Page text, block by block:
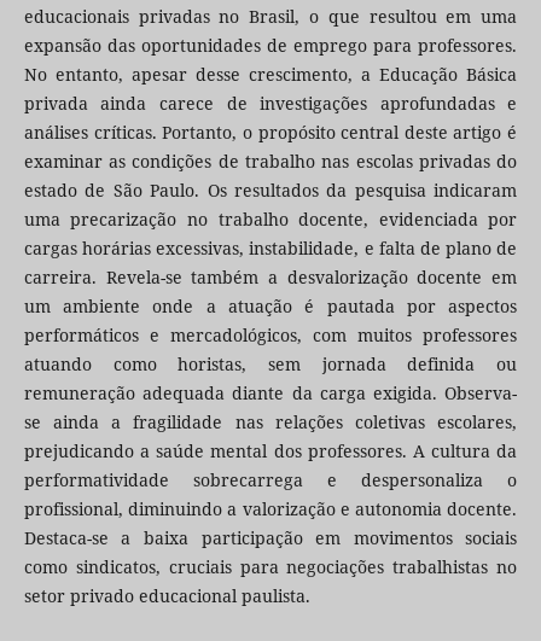
educacionais privadas no Brasil, o que resultou em uma
expansão das oportunidades de emprego para professores.
No entanto, apesar desse crescimento, a Educação Básica
privada ainda carece de investigações aprofundadas e
análises críticas. Portanto, o propósito central deste artigo é
examinar as condições de trabalho nas escolas privadas do
estado de São Paulo. Os resultados da pesquisa indicaram
uma precarização no trabalho docente, evidenciada por
cargas horárias excessivas, instabilidade, e falta de plano de
carreira. Revela-se também a desvalorização docente em
um ambiente onde a atuação é pautada por aspectos
performáticos e mercadológicos, com muitos professores
atuando como horistas, sem jornada definida ou
remuneração adequada diante da carga exigida. Observa-
se ainda a fragilidade nas relações coletivas escolares,
prejudicando a saúde mental dos professores. A cultura da
performatividade sobrecarrega e despersonaliza o
profissional, diminuindo a valorização e autonomia docente.
Destaca-se a baixa participação em movimentos sociais
como sindicatos, cruciais para negociações trabalhistas no
setor privado educacional paulista.